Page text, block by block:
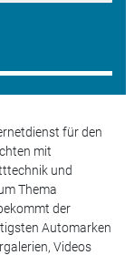
für den
mit
und
Thema
der
Automarken
Videos